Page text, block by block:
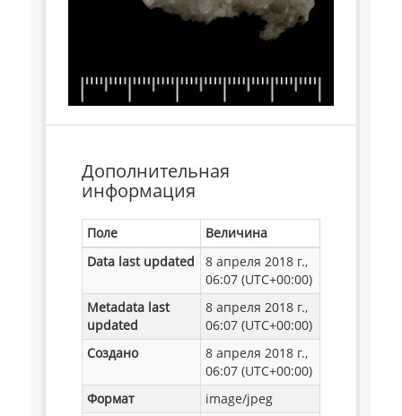
Дополнительная
информация
Поле
Величина
Data last updated
8 апреля 2018 г.,
06:07 (UTC+00:00)
Metadata last
updated
8 апреля 2018 г.,
06:07 (UTC+00:00)
Создано
8 апреля 2018 г.,
06:07 (UTC+00:00)
Формат
image/jpeg